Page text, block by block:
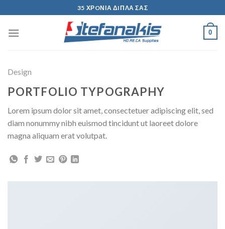
to
content
35 ΧΡOΝΙΑ ΔIΠΛΑ ΣΑΣ
0
Design
PORTFOLIO TYPOGRAPHY
Lorem ipsum dolor sit amet, consectetuer adipiscing elit, sed
diam nonummy nibh euismod tincidunt ut laoreet dolore
magna aliquam erat volutpat.